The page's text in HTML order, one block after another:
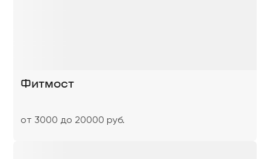
Фитмост
от 3000 до 20000 руб.